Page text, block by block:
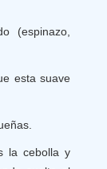
(espinazo,
esta suave
la cebolla y